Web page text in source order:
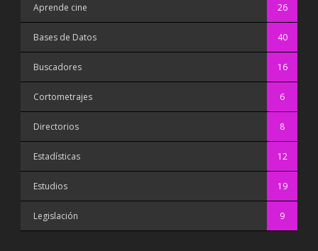
Aprende cine 26
Bases de Datos 40
Buscadores 16
Cortometrajes 6
Directorios 8
Estadísticas 12
Estudios 19
Legislación 9